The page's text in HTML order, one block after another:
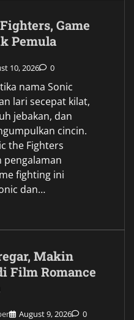
Game
Pemula
10, 2026 0
nama Sonic
lari secepat kilat,
jebakan, dan
cincin.
the Fighters
pengalaman
fighting ini
dan…
Makin
Film Romance
August 9, 2026 0